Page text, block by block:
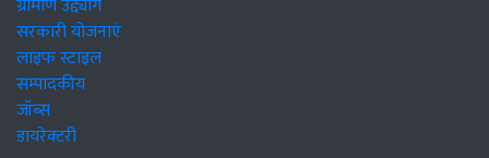
सरकारी योजनाएं
लाइफ स्टाइल
सम्पादकीय
जॉब्स
डायरेक्टरी